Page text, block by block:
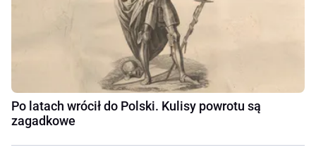
Po latach wrócił do Polski. Kulisy powrotu są
zagadkowe